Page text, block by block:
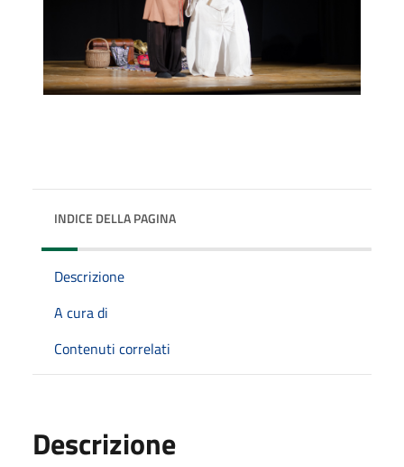
INDICE DELLA PAGINA
Descrizione
A cura di
Contenuti correlati
Descrizione